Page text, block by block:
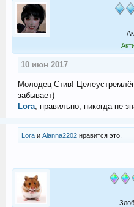
10 июн 2017
Молодец Стив!
забывает)
Lora, правильно, никогда не
Loraи Alanna2202нравится это.